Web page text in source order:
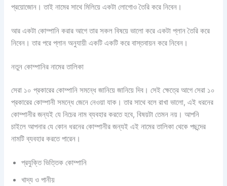
প্রয়োজোন। তাই নামের সাথে মিলিয়ে একটা লোগোও তৈরি করে নিবেন।
আর একটা কোম্পানি করার আগে তার সকল বিষয়ে ভালো করে একটা প্লান তৈরি করে
নিবেন। তার পরে প্লান অনুযায়ী একটি একটি করে বাস্তবায়ন করে নিবেন।
নতুন কোম্পানির নামের তালিকা
সেরা ১০ প্রকারের কোম্পানি সমন্ধে জানিয়ে জানিয়ে দিব। সেই ক্ষেত্রে আগে সেরা ১০
প্রকারের কোম্পানী সমন্ধে জেনে নেওয়া যাক। তার সাথে বলে রাখা ভালো, এই ধরনের
কোম্পানীর জন্যই যে নিচের নাম ব্যবহার করতে হবে, বিষয়টা তেমন নয়। আপনি
চাইলে আপনার যে কোন ধরনের কোম্পানীর জন্যই এই নামের তালিকা থেকে পছন্দের
নামটি ব্যবহার করতে পারেন।
প্রযুক্তি ভিত্তিক কোম্পানি
খাদ্য ও পানীয়